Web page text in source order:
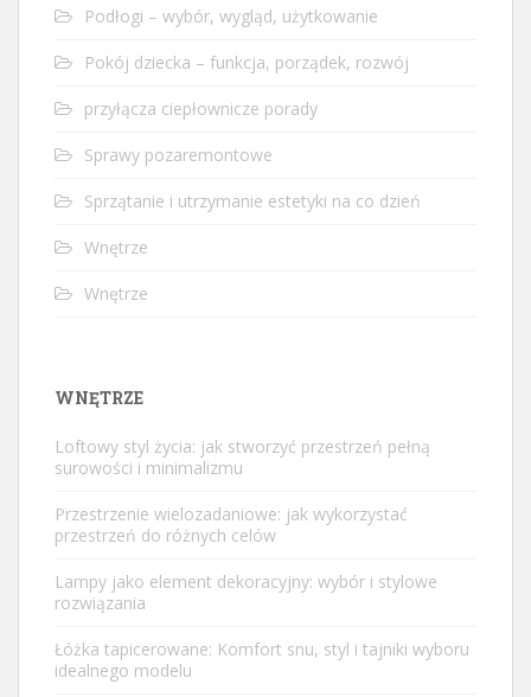
Podłogi – wybór, wygląd, użytkowanie
Pokój dziecka – funkcja, porządek, rozwój
przyłącza ciepłownicze porady
Sprawy pozaremontowe
Sprzątanie i utrzymanie estetyki na co dzień
Wnętrze
Wnętrze
WNĘTRZE
Loftowy styl życia: jak stworzyć przestrzeń pełną
surowości i minimalizmu
Przestrzenie wielozadaniowe: jak wykorzystać
przestrzeń do różnych celów
Lampy jako element dekoracyjny: wybór i stylowe
rozwiązania
Łóżka tapicerowane: Komfort snu, styl i tajniki wyboru
idealnego modelu